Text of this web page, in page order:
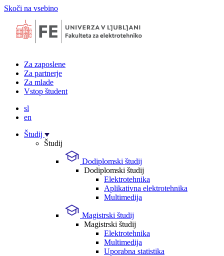
Skoči na vsebino
Za zaposlene
Za partnerje
Za mlade
Vstop študent
sl
en
Študij
Študij
Dodiplomski študij
Dodiplomski študij
Elektrotehnika
Aplikativna elektrotehnika
Multimedija
Magistrski študij
Magistrski študij
Elektrotehnika
Multimedija
Uporabna statistika